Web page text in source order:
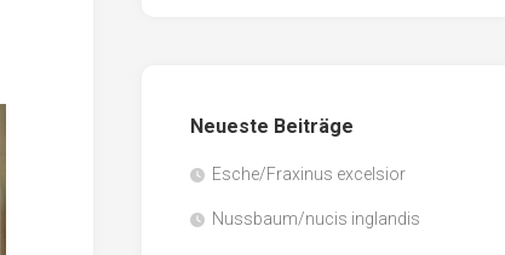
Neueste Beiträge
Esche/Fraxinus excelsior
Nussbaum/nucis inglandis